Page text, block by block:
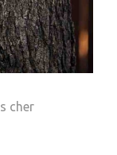
cher